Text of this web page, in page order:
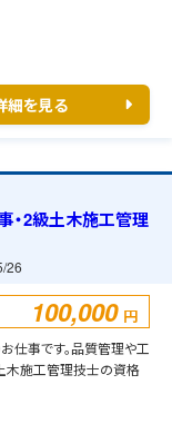
細を見る
・2級土木施工管理
26
100,000 円
仕事です。品質管理や工
木施工管理技士の資格